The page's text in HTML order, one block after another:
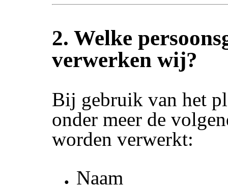
2. Welke
verwerken wij?
Bij gebruik van het
onder meer de
worden verwerkt:
Naam